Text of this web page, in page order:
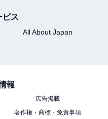
ます
が付いてくる！ 『美的7月
ビス
All About Japan
報
広告掲載
著作権・商標・免責事項